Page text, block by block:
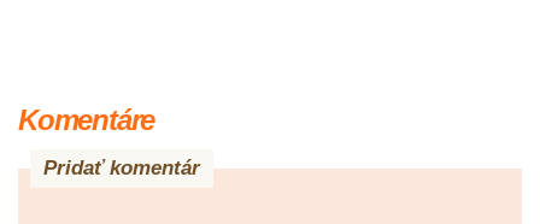
Komentáre
Pridať komentár